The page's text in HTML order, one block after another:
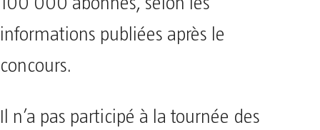
informations publiées après le
concours.
Il n’a pas participé à la tournée des